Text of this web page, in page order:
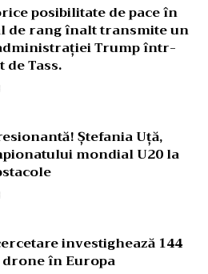
posibilitate de pace în
de rang înalt transmite un
Trump într-
Tass.
Ștefania Uță,
mondial U20 la
investighează 144
în Europa